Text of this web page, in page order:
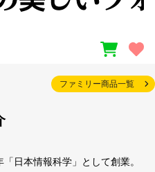
ファミリー商品一覧
日本情報科学」として創業。